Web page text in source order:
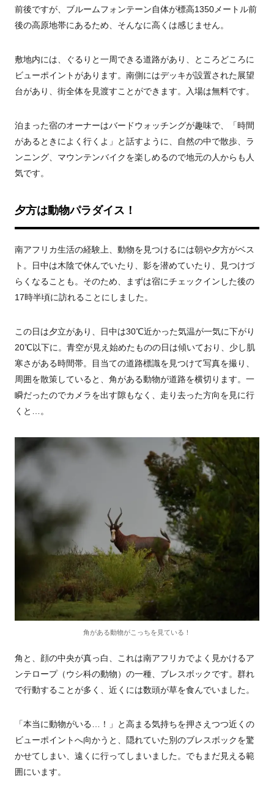
前後ですが、ブルームフォンテーン自体が標高1350メートル前
後の高原地帯にあるため、そんなに高くは感じません。
敷地内には、ぐるりと一周できる道路があり、ところどころに
ビューポイントがあります。南側にはデッキが設置された展望
台があり、街全体を見渡すことができます。入場は無料です。
泊まった宿のオーナーはバードウォッチングが趣味で、「時間
があるときによく行くよ」と話すように、自然の中で散歩、ラ
ンニング、マウンテンバイクを楽しめるので地元の人からも人
気です。
夕方は動物パラダイス！
南アフリカ生活の経験上、動物を見つけるには朝や夕方がベス
ト。日中は木陰で休んでいたり、影を潜めていたり、見つけづ
らくなることも。そのため、まずは宿にチェックインした後の
17時半頃に訪れることにしました。
この日は夕立があり、日中は30℃近かった気温が一気に下がり
20℃以下に。青空が見え始めたものの日は傾いており、少し肌
寒さがある時間帯。目当ての道路標識を見つけて写真を撮り、
周囲を散策していると、角がある動物が道路を横切ります。一
瞬だったのでカメラを出す隙もなく、走り去った方向を見に行
くと…。
角がある動物がこっちを見ている！
角と、顔の中央が真っ白、これは南アフリカでよく見かけるア
ンテロープ（ウシ科の動物）の一種、ブレスボックです。群れ
で行動することが多く、近くには数頭が草を食んでいました。
「本当に動物がいる…！」と高まる気持ちを押さえつつ近くの
ビューポイントへ向かうと、隠れていた別のブレスボックを驚
かせてしまい、遠くに行ってしまいました。でもまだ見える範
囲にいます。